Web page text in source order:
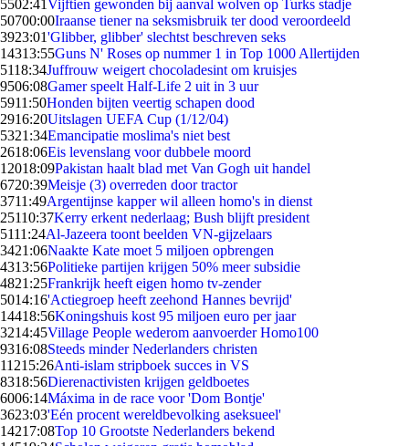
5502:41Vijftien gewonden bij aanval wolven op Turks stadje
50700:00Iraanse tiener na seksmisbruik ter dood veroordeeld
3923:01'Glibber, glibber' slechtst beschreven seks
14313:55Guns N' Roses op nummer 1 in Top 1000 Allertijden
5118:34Juffrouw weigert chocoladesint om kruisjes
9506:08Gamer speelt Half-Life 2 uit in 3 uur
5911:50Honden bijten veertig schapen dood
2916:20Uitslagen UEFA Cup (1/12/04)
5321:34Emancipatie moslima's niet best
2618:06Eis levenslang voor dubbele moord
12018:09Pakistan haalt blad met Van Gogh uit handel
6720:39Meisje (3) overreden door tractor
3711:49Argentijnse kapper wil alleen homo's in dienst
25110:37Kerry erkent nederlaag; Bush blijft president
5111:24Al-Jazeera toont beelden VN-gijzelaars
3421:06Naakte Kate moet 5 miljoen opbrengen
4313:56Politieke partijen krijgen 50% meer subsidie
4821:25Frankrijk heeft eigen homo tv-zender
5014:16'Actiegroep heeft zeehond Hannes bevrijd'
14418:56Koningshuis kost 95 miljoen euro per jaar
3214:45Village People wederom aanvoerder Homo100
9316:08Steeds minder Nederlanders christen
11215:26Anti-islam stripboek succes in VS
8318:56Dierenactivisten krijgen geldboetes
6006:14Máxima in de race voor 'Dom Bontje'
3623:03'Eén procent wereldbevolking aseksueel'
14217:08Top 10 Grootste Nederlanders bekend